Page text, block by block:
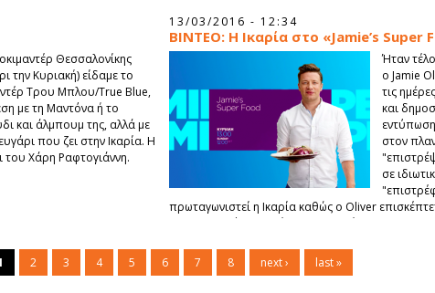
Θεσσαλονίκης
την Κυριακή) είδαμε το
Τρου Μπλου/True Blue,
με τη Μαντόνα ή το
και άλμπουμ της, αλλά με
που ζει στην Ικαρία. Η
του Χάρη Ραφτογιάννη.
13/03/2016 - 12:34
ΒΙΝΤΕΟ: Η Ικαρία στο «Jamie’s Super
Ήταν
ο Jamie
τις
και
στον
σε
πρωταγωνιστεί η Ικαρία καθώς ο Oliver
με τον υψηλότερο δείκτη μακροζωίας.
2 3 4 5 6 7 8 next › last »